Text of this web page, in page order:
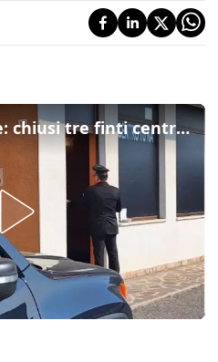
Giro di prostituzione: chiusi tre finti centri estetici a Ponte, Sedico e Santa Giustina